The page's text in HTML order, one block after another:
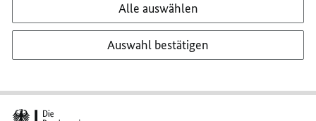
Alle auswählen
Auswahl bestätigen